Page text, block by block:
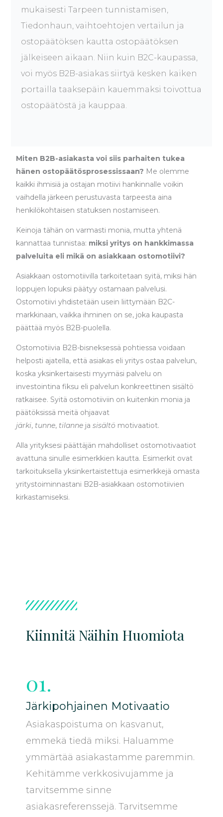
mukaisesti Tarpeen tunnistamisen,
Tiedonhaun, vaihtoehtojen vertailun ja
ostopäätöksen kautta ostopäätöksen
jälkeiseen aikaan. Niin kuin B2C-kaupassa,
voi myös B2B-asiakas siirtyä kesken kaiken
portailla taaksepäin kauemmaksi toivottua
ostopäätöstä ja kauppaa.
Miten B2B-asiakasta voi siis parhaiten tukea
hänen ostopäätösprosessissaan? Me olemme
kaikki ihmisiä ja ostajan motiivi hankinnalle voikin
vaihdella järkeen perustuvasta tarpeesta aina
henkilökohtaisen statuksen nostamiseen.
Keinoja tähän on varmasti monia, mutta yhtenä
kannattaa tunnistaa: miksi yritys on hankkimassa
palveluita eli mikä on asiakkaan ostomotiivi?
Asiakkaan ostomotiivilla tarkoitetaan syitä, miksi hän
loppujen lopuksi päätyy ostamaan palvelusi.
Ostomotiivi yhdistetään usein liittymään B2C-
markkinaan, vaikka ihminen on se, joka kaupasta
päättää myös B2B-puolella.
Ostomotiivia B2B-bisneksessä pohtiessa voidaan
helposti ajatella, että asiakas eli yritys ostaa palvelun,
koska yksinkertaisesti myymäsi palvelu on
investointina fiksu eli palvelun konkreettinen sisältö
ratkaisee. Syitä ostomotiiviin on kuitenkin monia ja
päätöksissä meitä ohjaavat
järki, tunne, tilanneja sisältö motivaatiot.
Alla yrityksesi päättäjän mahdolliset ostomotivaatiot
avattuna sinulle esimerkkien kautta. Esimerkit ovat
tarkoituksella yksinkertaistettuja esimerkkejä omasta
yritystoiminnastani B2B-asiakkaan ostomotiivien
kirkastamiseksi.
Kiinnitä Näihin Huomiota
01.
Järkipohjainen Motivaatio
Asiakaspoistuma on kasvanut,
emmekä tiedä miksi. Haluamme
ymmärtää asiakastamme paremmin.
Kehitämme verkkosivujamme ja
tarvitsemme sinne
asiakasreferenssejä. Tarvitsemme